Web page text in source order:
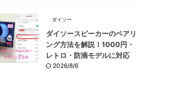
ダイソー
ダイソースピーカーのペアリ
ング方法を解説！1000円・
レトロ・防滴モデルに対応
2026/8/6